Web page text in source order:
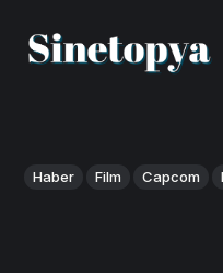
Haber Film Capcom